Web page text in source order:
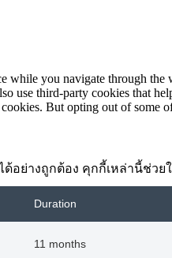
you navigate through the
use third-party cookies that
But opting out of some
ได้อย่างถูกต้อง คุกกี้เหล่านี้
Duration
11 months